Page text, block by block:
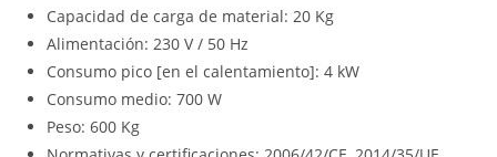
Capacidad de carga de material: 20 Kg
Alimentación: 230 V / 50 Hz
Consumo pico [en el calentamiento]: 4 kW
Consumo medio: 700 W
Peso: 600 Kg